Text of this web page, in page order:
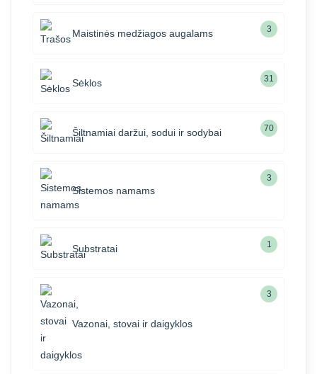
Maistinės medžiagos augalams 3
Sėklos 31
Šiltnamiai daržui, sodui ir sodybai 70
Sistemos namams
3
Substratai 1
Vazonai, stovai ir daigyklos
3